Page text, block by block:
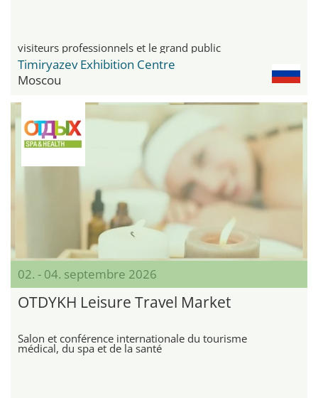
visiteurs professionnels et le grand public
Timiryazev Exhibition Centre
Moscou
02. - 04. septembre 2026
OTDYKH Leisure Travel Market
Salon et conférence internationale du tourisme
médical, du spa et de la santé